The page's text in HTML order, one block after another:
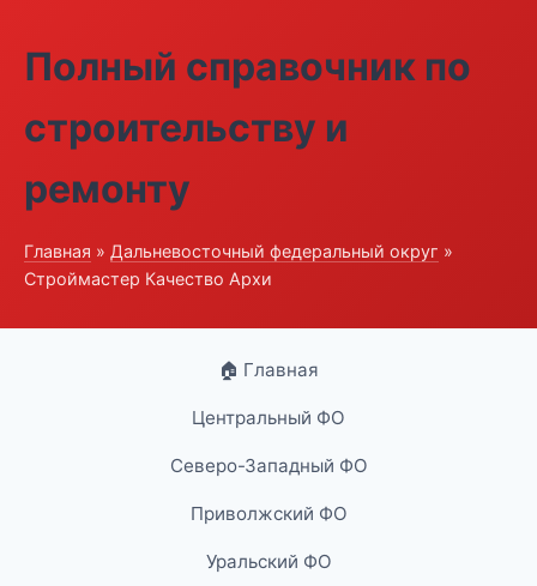
Полный справочник по
строительству и
ремонту
Главная » Дальневосточный федеральный округ »
Строймастер Качество Архи
🏠 Главная
Центральный ФО
Северо-Западный ФО
Приволжский ФО
Уральский ФО